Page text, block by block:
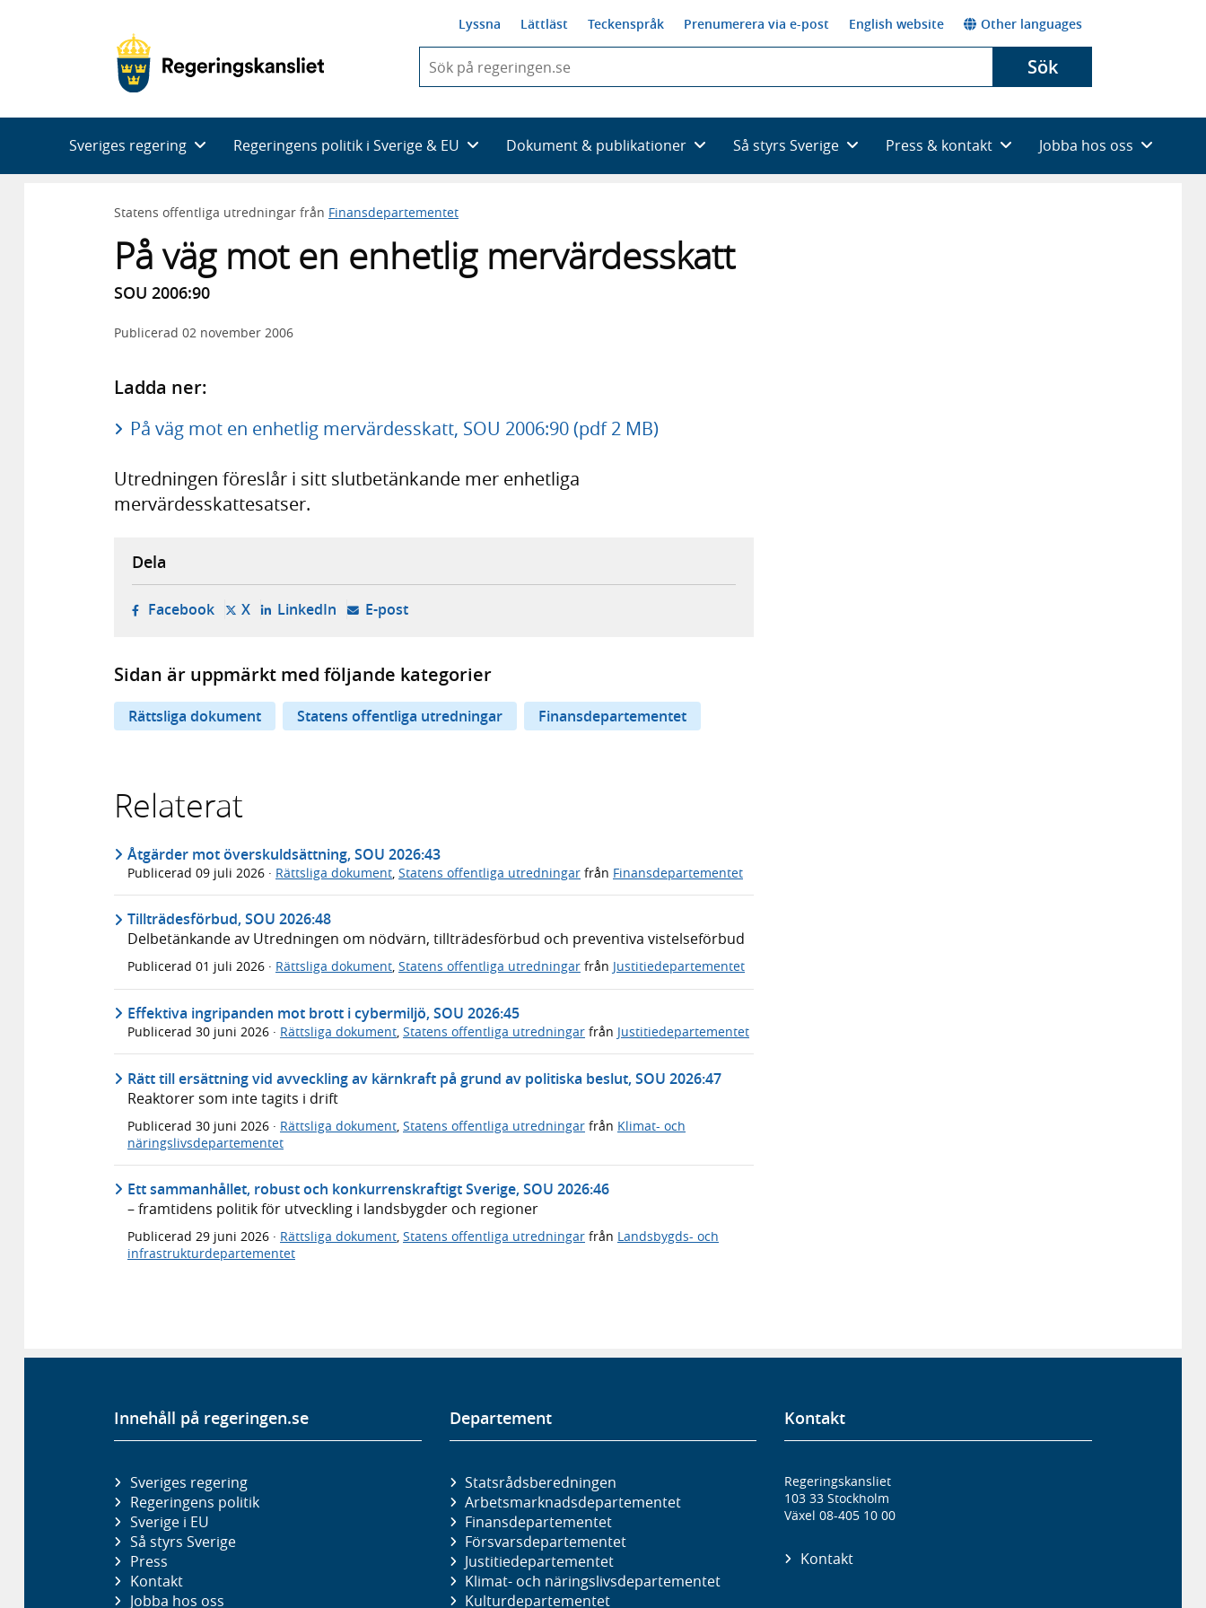
Lyssna Lättläst Teckenspråk Prenumerera via e-post English website Other languages
du
skriva
framträder
en
med
Sök
Sveriges regering Regeringens politik i Sverige & EU Dokument & publikationer Så styrs Sverige Press & kontakt Jobba hos oss
Statens offentliga utredningar från Finansdepartementet
På väg mot en enhetlig mervärdesskatt
SOU 2006:90
Publicerad 02 november 2006
Ladda ner:
På väg mot en enhetlig mervärdesskatt, SOU 2006:90 (pdf 2 MB)
Utredningen föreslår i sitt slutbetänkande mer enhetliga
mervärdesskattesatser.
Dela
Facebook- öppnas i ny flik, extern webbplats,
X- öppnas i ny flik, extern webbplats,
LinkedIn- öppnas i ny flik, extern webbplats,
E-post- öppnar din e-postklient,
Sidan är uppmärkt med följande kategorier
Rättsliga dokument Statens offentliga utredningar Finansdepartementet
Relaterat
Åtgärder mot överskuldsättning, SOU 2026:43
Publicerad 09 juli 2026 · Rättsliga dokument Statens offentliga utredningar från Finansdepartementet
Tillträdesförbud, SOU 2026:48
Delbetänkande av Utredningen om nödvärn, tillträdesförbud och preventiva vistelseförbud
Publicerad 01 juli 2026 · Rättsliga dokument, Statens offentliga utredningar från Justitiedepartementet
Effektiva ingripanden mot brott i cybermiljö, SOU 2026:45
Publicerad 30 juni 2026 · Rättsliga dokument, Statens offentliga utredningar från Justitiedepartementet
Rätt till ersättning vid avveckling av kärnkraft på grund av politiska beslut, SOU 2026:47
Reaktorer som inte tagits i drift
Publicerad 30 juni 2026 · Rättsliga dokument Statens offentliga utredningar från Klimat- och
näringslivsdepartementet
Ett sammanhållet, robust och konkurrenskraftigt Sverige, SOU 2026:46
– framtidens politik för utveckling i landsbygder och regioner
Publicerad 29 juni 2026 · Rättsliga dokument, Statens offentliga utredningar från Landsbygds- och
infrastrukturdepartementet
Innehåll på regeringen.se
Sveriges regering
Regeringens politik
Sverige i EU
Så styrs Sverige
Press
Kontakt
Jobba hos oss
Departement
Statsrådsberedningen
Arbetsmarknads­departementet
Finans­departementet
Försvars­departementet
Justitie­departementet
Klimat- och näringslivs­departementet
Kultur­departementet
Kontakt
Regeringskansliet
103 33 Stockholm
Växel 08-405 10 00
Kontakt